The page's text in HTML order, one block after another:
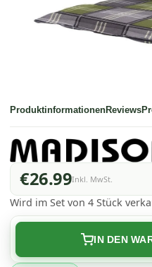
ProduktinformationenReviews
€26.99Inkl. MwSt.
Wird im Set von 4 Stück
IN DEN